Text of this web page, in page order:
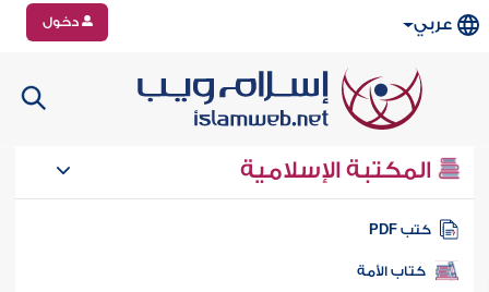
عربي دخول
المكتبة الإسلامية
كتب PDF